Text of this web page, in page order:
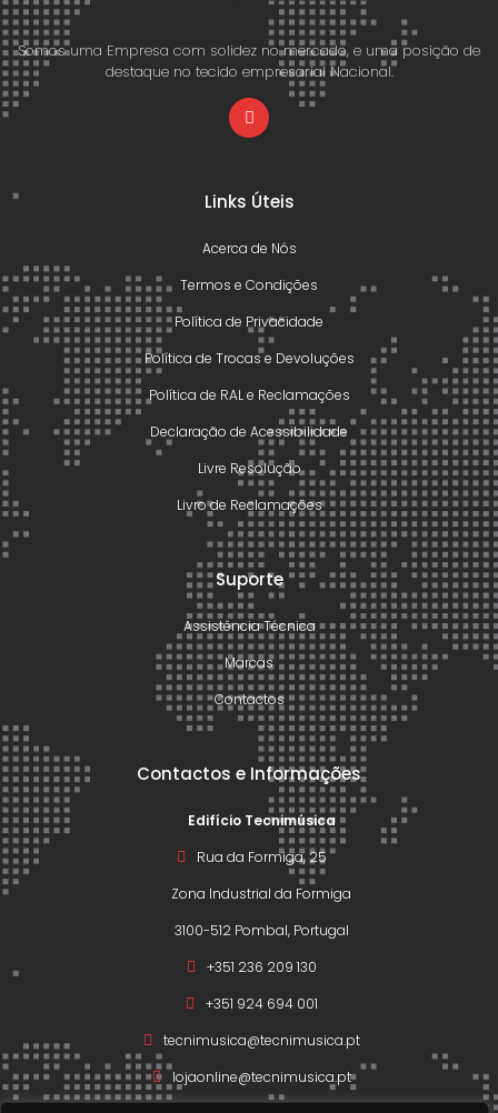
Somos uma Empresa com solidez no mercado, e uma posição de
destaque no tecido empresarial Nacional.
Links Úteis
Acerca de Nós
Termos e Condições
Política de Privacidade
Política de Trocas e Devoluções
Política de RAL e Reclamações
Declaração de Acessibilidade
Livre Resolução
Livro de Reclamações
Suporte
Assistência Técnica
Marcas
Contactos
Contactos e Informações
Edifício Tecnimúsica
Rua da Formiga, 25
Zona Industrial da Formiga
3100-512 Pombal, Portugal
+351 236 209 130
+351 924 694 001
tecnimusica@tecnimusica.pt
lojaonline@tecnimusica.pt